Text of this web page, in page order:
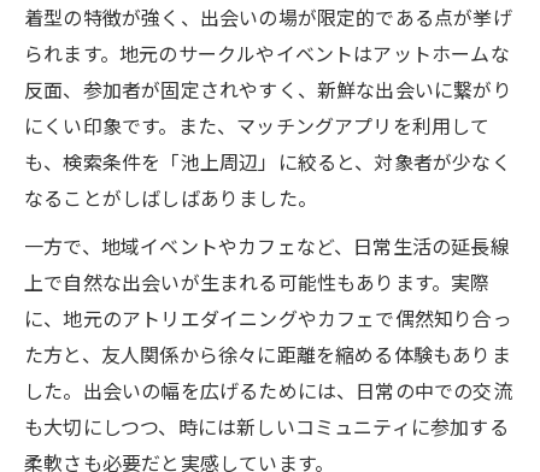
婚活失敗経験ありが見つけた継続のコツ
婚活失敗経験ありが語る心が折れた時の乗
り越え方
婚活失敗経験ありから得たモチベーション
維持法
方
婚活失敗経験ありが勧める継続の工夫と習
慣
大田区池上の婚活事情を経験から徹底解説
婚活失敗経験ありの目線で池上の婚活事情
解説
着型の特徴が強く、出会いの場が限定的である点が挙げ
られます。地元のサークルやイベントはアットホームな
反面、参加者が固定されやすく、新鮮な出会いに繋がり
にくい印象です。また、マッチングアプリを利用して
も、検索条件を「池上周辺」に絞ると、対象者が少なく
なることがしばしばありました。
一方で、地域イベントやカフェなど、日常生活の延長線
上で自然な出会いが生まれる可能性もあります。実際
に、地元のアトリエダイニングやカフェで偶然知り合っ
た方と、友人関係から徐々に距離を縮める体験もありま
した。出会いの幅を広げるためには、日常の中での交流
も大切にしつつ、時には新しいコミュニティに参加する
柔軟さも必要だと実感しています。